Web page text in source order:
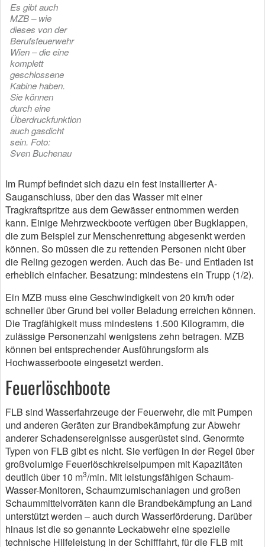
Es gibt auch
MZB – wie
dieses von der
Berufsfeuerwehr
Wien – die eine
komplett
geschlossene
Kabine haben.
Sie können
durch eine
Überdruckfunktion
auch gasdicht
sein. Foto:
Sven Buchenau
Im Rumpf befindet sich dazu ein fest installierter A-
Sauganschluss, über den das Wasser mit einer
Tragkraftspritze aus dem Gewässer entnommen werden
kann. Einige Mehrzweckboote verfügen über Bugklappen,
die zum Beispiel zur Menschenrettung abgesenkt werden
können. So müssen die zu rettenden Personen nicht über
die Reling gezogen werden. Auch das Be- und Entladen ist
erheblich einfacher. Besatzung: mindestens ein Trupp (1/2).
Ein MZB muss eine Geschwindigkeit von 20 km/h oder
schneller über Grund bei voller Beladung erreichen können.
Die Tragfähigkeit muss mindestens 1.500 Kilogramm, die
zulässige Personenzahl wenigstens zehn betragen. MZB
können bei entsprechender Ausführungsform als
Hochwasserboote eingesetzt werden.
Feuerlöschboote
FLB sind Wasserfahrzeuge der Feuerwehr, die mit Pumpen
und anderen Geräten zur Brandbekämpfung zur Abwehr
anderer Schadensereignisse ausgerüstet sind. Genormte
Typen von FLB gibt es nicht. Sie verfügen in der Regel über
großvolumige Feuerlöschkreiselpumpen mit Kapazitäten
deutlich über 10 m3/min. Mit leistungsfähigen Schaum-
Wasser-Monitoren, Schaumzumischanlagen und großen
Schaummittelvorräten kann die Brandbekämpfung an Land
unterstützt werden – auch durch Wasserförderung. Darüber
hinaus ist die so genannte Leckabwehr eine spezielle
technische Hilfeleistung in der Schifffahrt, für die FLB mit